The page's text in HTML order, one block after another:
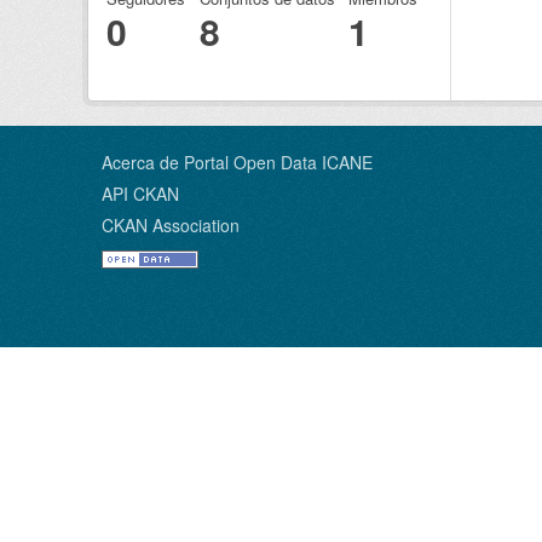
0 8 1
Acerca de Portal Open Data ICANE
API CKAN
CKAN Association